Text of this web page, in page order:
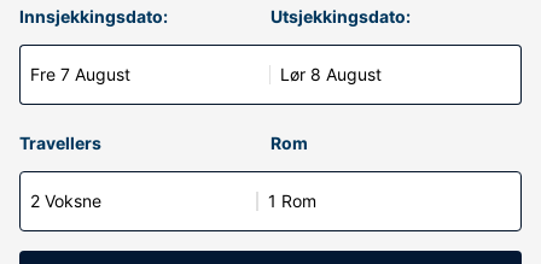
Innsjekkingsdato:
Fre 7 August
Utsjekkingsdato:
Lør 8 August
Travellers Rom
2 Voksne 1 Rom